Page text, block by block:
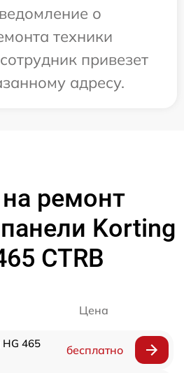
о
техники
привезет
адресу.
ремонт
Korting
CTRB
Цена
465
бесплатно